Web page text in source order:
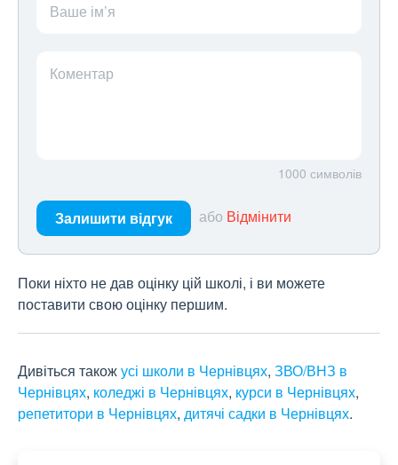
Ваше ім’я
Коментар
1000 символів
Залишити відгук або Відмінити
Поки ніхто не дав оцінку цій школі, і ви можете
поставити свою оцінку першим.
Дивіться такожусі школи в Чернівцях, ЗВО/ВНЗ в
Чернівцях, коледжі в Чернівцях, курси в Чернівцях,
репетитори в Чернівцях, дитячі садки в Чернівцях.